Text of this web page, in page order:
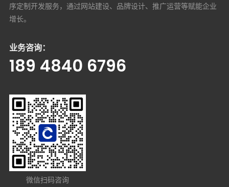
序定制开发服务，通过网站建设、品牌设计、推广运营等赋能企业
增长。
业务咨询：
189 4840 6796
微信扫码咨询